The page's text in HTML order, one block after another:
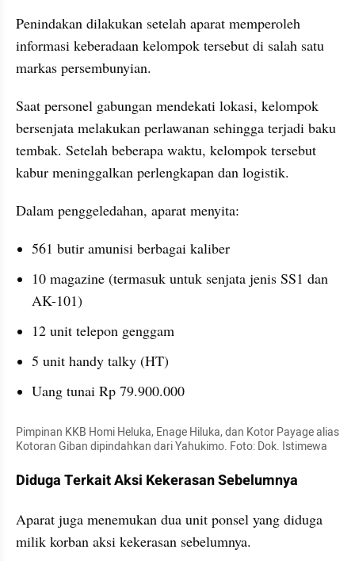
Penindakan dilakukan setelah aparat memperoleh
informasi keberadaan kelompok tersebut di salah satu
markas persembunyian.
Saat personel gabungan mendekati lokasi, kelompok
bersenjata melakukan perlawanan sehingga terjadi baku
tembak. Setelah beberapa waktu, kelompok tersebut
kabur meninggalkan perlengkapan dan logistik.
Dalam penggeledahan, aparat menyita:
561 butir amunisi berbagai kaliber
10 magazine (termasuk untuk senjata jenis SS1 dan
AK-101)
12 unit telepon genggam
5 unit handy talky (HT)
Uang tunai Rp 79.900.000
Pimpinan KKB Homi Heluka, Enage Hiluka, dan Kotor Payage alias
Kotoran Giban dipindahkan dari Yahukimo. Foto: Dok. Istimewa
Diduga Terkait Aksi Kekerasan Sebelumnya
Aparat juga menemukan dua unit ponsel yang diduga
milik korban aksi kekerasan sebelumnya.